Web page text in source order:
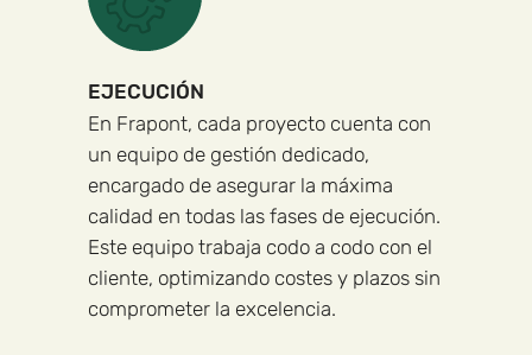
EJECUCIÓN
En Frapont, cada proyecto cuenta con
un equipo de gestión dedicado,
encargado de asegurar la máxima
calidad en todas las fases de ejecución.
Este equipo trabaja codo a codo con el
cliente, optimizando costes y plazos sin
comprometer la excelencia.